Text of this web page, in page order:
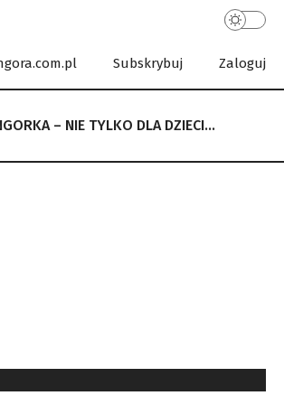
Subskrybuj Zaloguj
– NIE TYLKO DLA DZIECI…